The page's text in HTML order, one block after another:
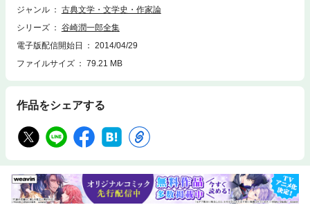
ジャンル
古典文学・文学史・作家論
シリーズ
谷崎潤一郎全集
電子版配信開始日
2014/04/29
ファイルサイズ
79.21 MB
作品をシェアする